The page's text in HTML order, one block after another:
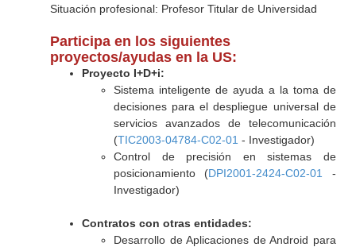
Situación profesional: Profesor Titular de Universidad
Participa en los siguientes
proyectos/ayudas en la US:
Proyecto I+D+i:
Sistema inteligente de ayuda a la toma de
decisiones para el despliegue universal de
servicios avanzados de telecomunicación
(TIC2003-04784-C02-01 - Investigador)
Control de precisión en sistemas de
posicionamiento (DPI2001-2424-C02-01
-
Investigador)
Contratos con otras entidades:
Desarrollo de Aplicaciones de Android para